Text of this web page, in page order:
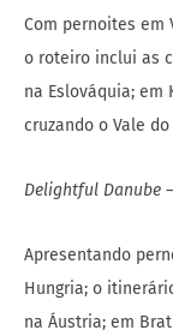
Com pernoites em
o roteiro inclui as
na Eslováquia; em
cruzando o Vale
Delightful Danube
Apresentando
Hungria; o
na Áustria; em